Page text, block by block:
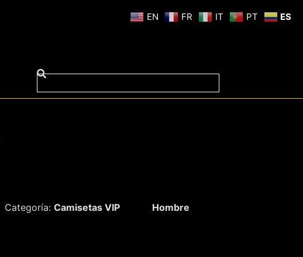
Categoría: Camisetas VIP Hombre
EN FR IT PT ES